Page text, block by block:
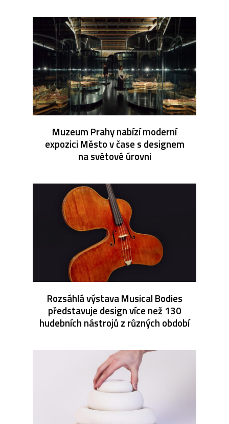
Muzeum Prahy nabízí moderní
expozici Město v čase s designem
na světové úrovni
Rozsáhlá výstava Musical Bodies
představuje design více než 130
hudebních nástrojů z různých období